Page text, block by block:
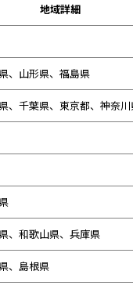
地域詳細
、山形県、福島県
、千葉県、東京都、神奈
、和歌山県、兵庫県
、島根県